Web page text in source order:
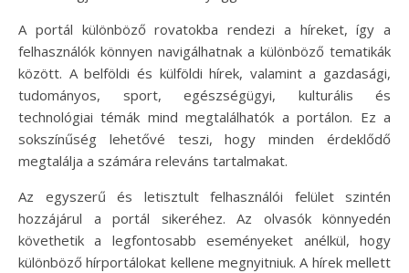
A portál különböző rovatokba rendezi a híreket, így a
felhasználók könnyen navigálhatnak a különböző tematikák
között. A belföldi és külföldi hírek, valamint a gazdasági,
tudományos, sport, egészségügyi, kulturális és
technológiai témák mind megtalálhatók a portálon. Ez a
sokszínűség lehetővé teszi, hogy minden érdeklődő
megtalálja a számára releváns tartalmakat.
Az egyszerű és letisztult felhasználói felület szintén
hozzájárul a portál sikeréhez. Az olvasók könnyedén
követhetik a legfontosabb eseményeket anélkül, hogy
különböző hírportálokat kellene megnyitniuk. A hírek mellett